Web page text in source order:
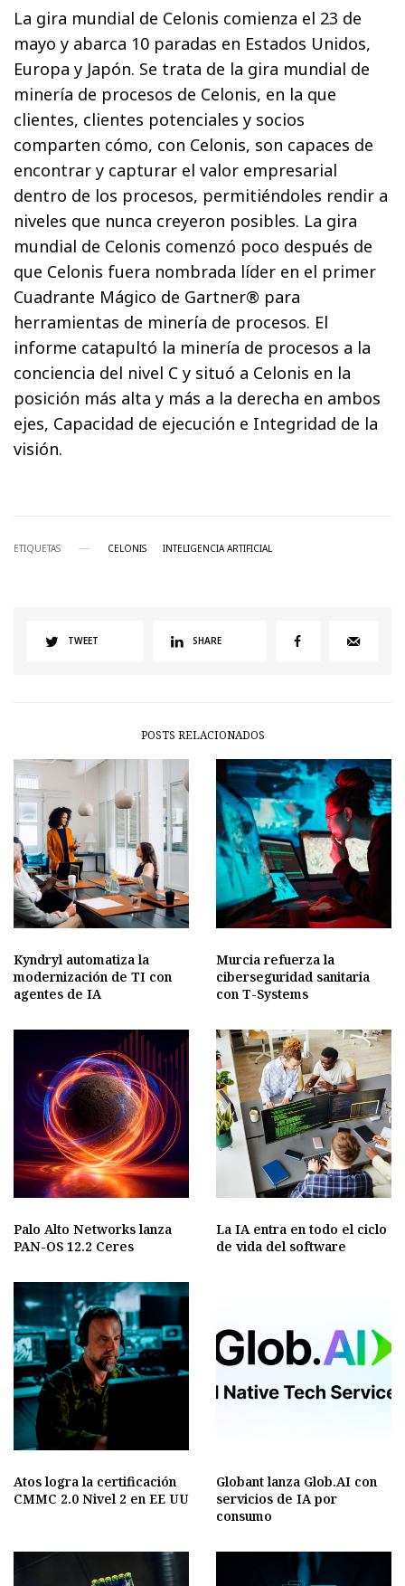
La gira mundial de Celonis comienza el 23 de
mayo y abarca 10 paradas en Estados Unidos,
Europa y Japón. Se trata de la gira mundial de
minería de procesos de Celonis, en la que
clientes, clientes potenciales y socios
comparten cómo, con Celonis, son capaces de
encontrar y capturar el valor empresarial
dentro de los procesos, permitiéndoles rendir a
niveles que nunca creyeron posibles. La gira
mundial de Celonis comenzó poco después de
que Celonis fuera nombrada líder en el primer
Cuadrante Mágico de Gartner® para
herramientas de minería de procesos. El
informe catapultó la minería de procesos a la
conciencia del nivel C y situó a Celonis en la
posición más alta y más a la derecha en ambos
ejes, Capacidad de ejecución e Integridad de la
visión.
ETIQUETAS CELONIS INTELIGENCIA ARTIFICIAL
TWEET SHARE
POSTS RELACIONADOS
Kyndryl automatiza la
modernización de TI con
agentes de IA
Murcia refuerza la
ciberseguridad sanitaria
con T-Systems
Palo Alto Networks lanza
PAN-OS 12.2 Ceres
La IA entra en todo el ciclo
de vida del software
Atos logra la certificación
CMMC 2.0 Nivel 2 en EE UU
Globant lanza Glob.AI con
servicios de IA por
consumo